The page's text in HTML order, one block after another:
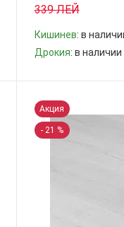
339 ЛЕЙ
Кишинев: в
Дрокия: в
Акция
- 21 %